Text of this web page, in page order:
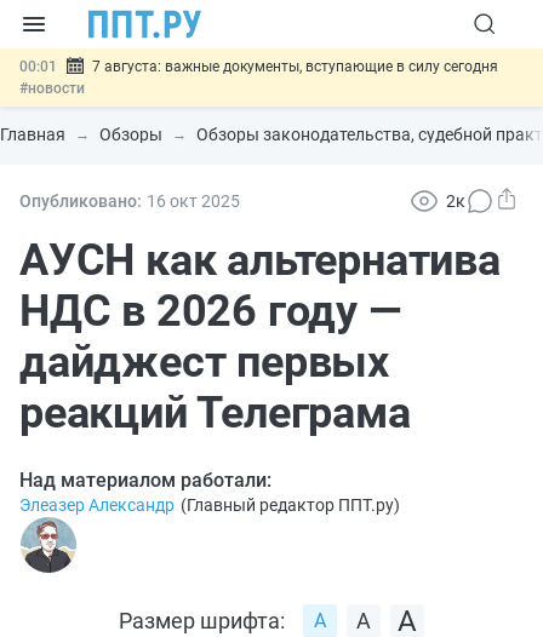
00:01
7 августа: важные документы, вступающие в силу сегодня
#новости
06.08 Минпромторг предложил запретить смешанные лоты
электроники в госзакупках#новости
06.08 Возврат денег за риелторские услуги при недействительных
06.08
Важно
банковской гарантией#новости
Главная Обзоры Обзоры законодательства, судебной
Опубликовано: 16 окт2025 2к
АУСН как альтернатива
НДС в 2026 году —
дайджест первых
реакций Телеграма
Над материалом работали:
Элеазер Александр (Главный редактор ППТ.ру)
Размер шрифта: